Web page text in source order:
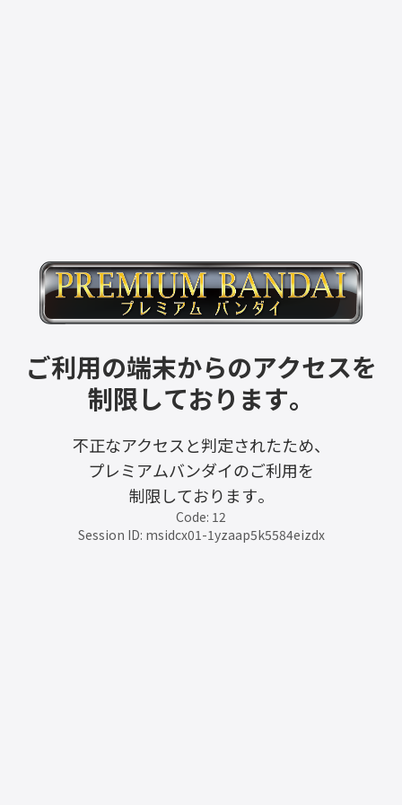
ご利用の端末からのアクセスを
制限しております。
不正なアクセスと判定されたため、
プレミアムバンダイのご利用を
制限しております。
Code: 12
Session ID: msidcx01-1yzaap5k5584eizdx